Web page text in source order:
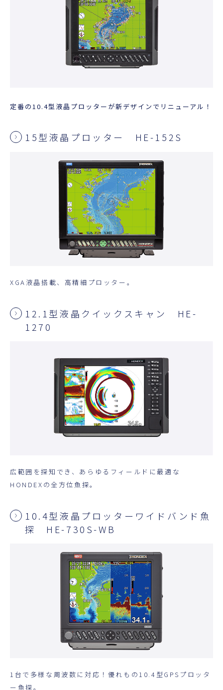
定番の10.4型液晶プロッターが新デザインでリニューアル！
15型液晶プロッター HE-152S
XGA液晶搭載、高精細プロッター。
12.1型液晶クイックスキャン HE-
1270
広範囲を探知でき、あらゆるフィールドに最適な
HONDEXの全方位魚探。
10.4型液晶プロッターワイドバンド魚
探 HE-730S-WB
1台で多様な周波数に対応！優れもの10.4型GPSプロッタ
ー魚探。